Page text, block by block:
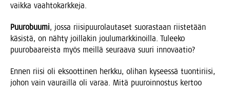
vaik­ka vaahtokarkkeja.
Puu­ro­buu­mi, jos­sa rii­si­puu­ro­lau­ta­set suo­ras­taan riis­te­tään
käsis­tä, on näh­ty joil­la­kin jou­lu­mark­ki­noil­la. Tulee­ko
puu­ro­baa­reis­ta myös meil­lä seu­raa­va suu­ri innovaatio?
Ennen rii­si oli eksoot­ti­nen herk­ku, oli­han kysees­sä tuon­ti­rii­si,
johon vain vau­rail­la oli varaa. Mitä puu­roin­nos­tus ker­too